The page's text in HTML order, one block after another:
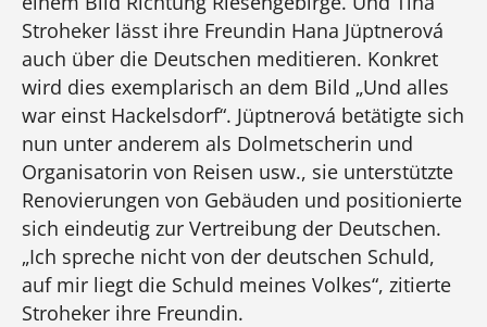
Stroheker lässt ihre Freundin Hana Jüptnerová
auch über die Deutschen meditieren. Konkret
wird dies exemplarisch an dem Bild „Und alles
war einst Hackelsdorf“. Jüptnerová betätigte sich
nun unter anderem als Dolmetscherin und
Organisatorin von Reisen usw., sie unterstützte
Renovierungen von Gebäuden und positionierte
sich eindeutig zur Vertreibung der Deutschen.
„Ich spreche nicht von der deutschen Schuld,
auf mir liegt die Schuld meines Volkes“, zitierte
Stroheker ihre Freundin.